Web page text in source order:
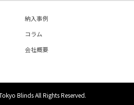
納入事例
コラム
会社概要
Blinds All Rights Reserved.